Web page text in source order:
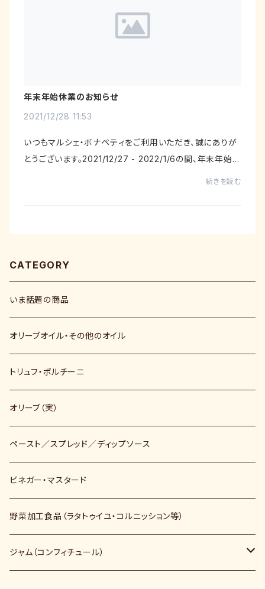
年末年始休業のお知らせ
2021/12/28 11:53
いつもマルシェ・ボナペティをご利用いただき、誠にありが
とうございます。2021/12/27 - 2022/1/6の間、年末年始休
続きを読む
CATEGORY
いま話題の商品
オリーブオイル・その他のオイル
トリュフ・ポルチーニ
オリーブ（実）
ペースト／スプレッド／ディップソース
ビネガー・マスタード
野菜加工食品（ラタトゥイユ・コルニッション等）
ジャム（コンフィチュール）